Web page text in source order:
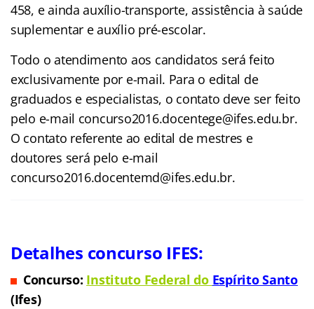
458, e ainda auxílio-transporte, assistência à saúde
suplementar e auxílio pré-escolar.
Todo o atendimento aos candidatos será feito
exclusivamente por e-mail. Para o edital de
graduados e especialistas, o contato deve ser feito
pelo e-mail concurso2016.docentege@ifes.edu.br.
O contato referente ao edital de mestres e
doutores será pelo e-mail
concurso2016.docentemd@ifes.edu.br.
Detalhes concurso IFES:
Concurso: Instituto Federal do Espírito Santo
(Ifes)